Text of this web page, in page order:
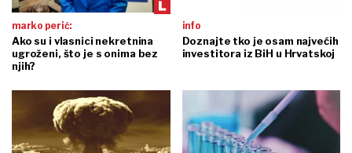
marko perić:
Ako su i vlasnici nekretnina
ugroženi, što je s onima bez
njih?
info
Doznajte tko je osam najvećih
investitora iz BiH u Hrvatskoj